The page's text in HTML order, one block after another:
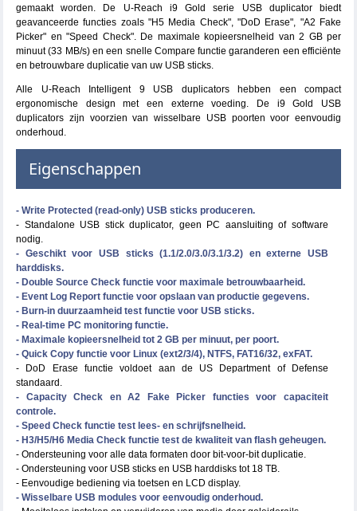
gemaakt worden. De U-Reach i9 Gold serie USB duplicator biedt
geavanceerde functies zoals "H5 Media Check", "DoD Erase", "A2 Fake
Picker" en "Speed Check". De maximale kopieersnelheid van 2 GB per
minuut (33 MB/s) en een snelle Compare functie garanderen een efficiënte
en betrouwbare duplicatie van uw USB sticks.
Alle U-Reach Intelligent 9 USB duplicators hebben een compact
ergonomische design met een externe voeding. De i9 Gold USB
duplicators zijn voorzien van wisselbare USB poorten voor eenvoudig
onderhoud.
Eigenschappen
- Write Protected (read-only) USB sticks produceren.
- Standalone USB stick duplicator, geen PC aansluiting of software
nodig.
- Geschikt voor USB sticks (1.1/2.0/3.0/3.1/3.2) en externe USB
harddisks.
- Double Source Check functie voor maximale betrouwbaarheid.
- Event Log Report functie voor opslaan van productie gegevens.
- Burn-in duurzaamheid test functie voor USB sticks.
- Real-time PC monitoring functie.
- Maximale kopieersnelheid tot 2 GB per minuut, per poort.
- Quick Copy functie voor Linux (ext2/3/4), NTFS, FAT16/32, exFAT.
- DoD Erase functie voldoet aan de US Department of Defense
standaard.
- Capacity Check en A2 Fake Picker functies voor capaciteit
controle.
- Speed Check functie test lees- en schrijfsnelheid.
- H3/H5/H6 Media Check functie test de kwaliteit van flash geheugen.
- Ondersteuning voor alle data formaten door bit-voor-bit duplicatie.
- Ondersteuning voor USB sticks en USB harddisks tot 18 TB.
- Eenvoudige bediening via toetsen en LCD display.
- Wisselbare USB modules voor eenvoudig onderhoud.